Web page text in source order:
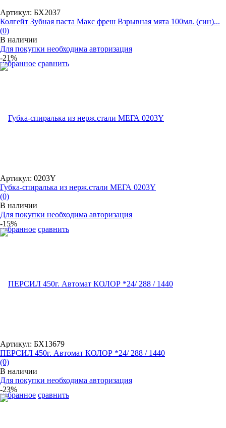
избранное сравнить
Артикул: БХ2037
Колгейт Зубная паста Макс фреш Взрывная мята 100мл. (син)...
(0)
В наличии
Для покупки необходима авторизация
-21%
избранное сравнить
Артикул: 0203Y
Губка-спиралька из нерж.стали МЕГА 0203Y
(0)
В наличии
Для покупки необходима авторизация
-15%
избранное сравнить
Артикул: БХ13679
ПЕРСИЛ 450г. Автомат КОЛОР *24/ 288 / 1440
(0)
В наличии
Для покупки необходима авторизация
-23%